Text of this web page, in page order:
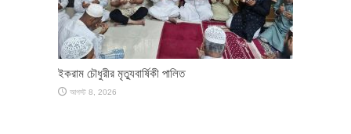
ইকরাম চৌধুরীর মৃত্যুবার্ষিকী পালিত
আগস্ট 8, 2026